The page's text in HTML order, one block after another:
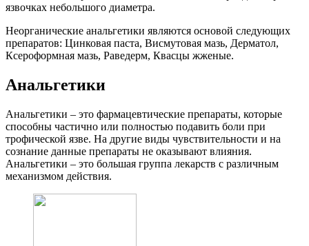
язвочках небольшого диаметра.
Неорганические анальгетики являются основой следующих
препаратов: Цинковая паста, Висмутовая мазь, Дерматол,
Ксероформная мазь, Раведерм, Квасцы жженые.
Анальгетики
Анальгетики – это фармацевтические препараты, которые
способны частично или полностью подавить боли при
трофической язве. На другие виды чувствительности и на
сознание данные препараты не оказывают влияния.
Анальгетики – это большая группа лекарств с различным
механизмом действия.